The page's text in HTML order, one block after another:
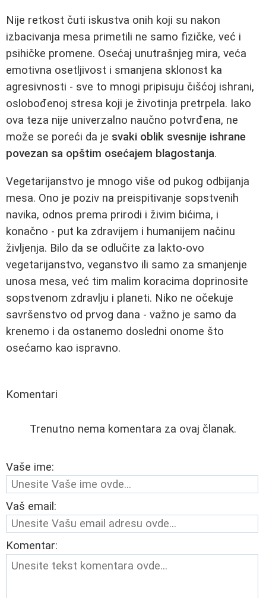
Nije retkost čuti iskustva onih koji su nakon
izbacivanja mesa primetili ne samo fizičke, već i
psihičke promene. Osećaj unutrašnjeg mira, veća
emotivna osetljivost i smanjena sklonost ka
agresivnosti - sve to mnogi pripisuju čišćoj ishrani,
oslobođenoj stresa koji je životinja pretrpela. Iako
ova teza nije univerzalno naučno potvrđena, ne
može se poreći da je svaki oblik svesnije ishrane
povezan sa opštim osećajem blagostanja.
Vegetarijanstvo je mnogo više od pukog odbijanja
mesa. Ono je poziv na preispitivanje sopstvenih
navika, odnos prema prirodi i živim bićima, i
konačno - put ka zdravijem i humanijem načinu
življenja. Bilo da se odlučite za lakto-ovo
vegetarijanstvo, veganstvo ili samo za smanjenje
unosa mesa, već tim malim koracima doprinosite
sopstvenom zdravlju i planeti. Niko ne očekuje
savršenstvo od prvog dana - važno je samo da
krenemo i da ostanemo dosledni onome što
osećamo kao ispravno.
Komentari
Trenutno nema komentara za ovaj članak.
Vaše ime:
Vaš email:
Komentar: